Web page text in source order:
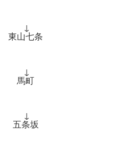
↓
東山七条
↓
馬町
↓
五条坂